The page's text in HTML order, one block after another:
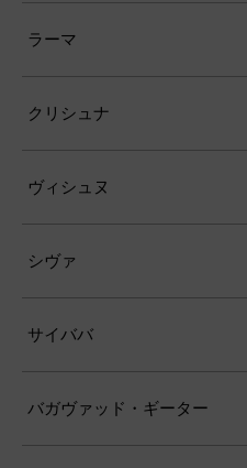
ラーマ
クリシュナ
ヴィシュヌ
シヴァ
サイババ
バガヴァッド・ギーター